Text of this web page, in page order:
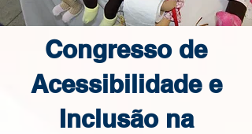
Congresso de
Acessibilidade e
Inclusão na